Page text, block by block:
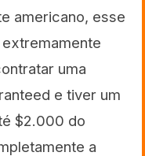
americano, esse
uma
e tiver um
$2.000 do
a